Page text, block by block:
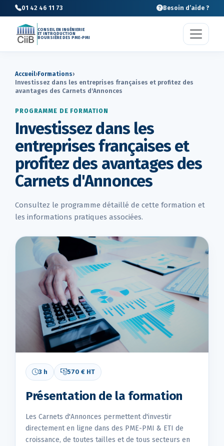
01 42 46 11 73 Besoin d’aide ?
CONSEIL EN INGÉNIERIE
ET INTRODUCTION
BOURSIÈRE DES PME-PMI
Accueil› Formations›
Investissez dans les entreprises françaises et profitez des
avantages des Carnets d'Annonces
PROGRAMME DE FORMATION
Investissez dans les
entreprises françaises et
profitez des avantages des
Carnets d'Annonces
Consultez le programme détaillé de cette formation et
les informations pratiques associées.
3 h 570 € HT
Présentation de la formation
Les Carnets d'Annonces permettent d'investir
directement en ligne dans des PME-PMI & ETI de
croissance, de toutes tailles et de tous secteurs en